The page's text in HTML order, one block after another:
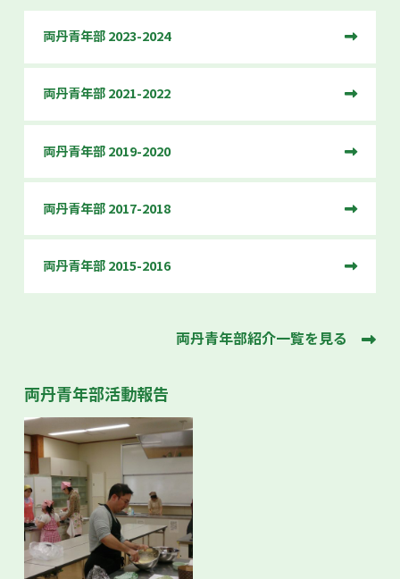
両丹青年部 2023-2024
両丹青年部 2021-2022
両丹青年部 2019-2020
両丹青年部 2017-2018
両丹青年部 2015-2016
両丹青年部紹介一覧を見る
両丹青年部活動報告